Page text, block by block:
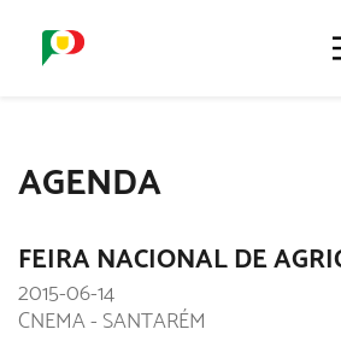
AGENDA
FEIRA NACIONAL DE
2015-06-14
CNEMA - SANTARÉM